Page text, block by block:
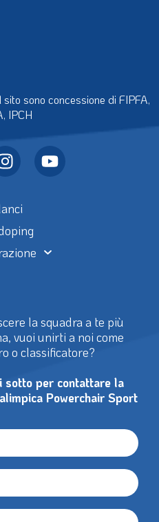
sono concessione di FIPFA,
IPCH
la squadra a te più
vuoi unirti a noi come
o classificatore?
sotto per contattare la
Powerchair Sport